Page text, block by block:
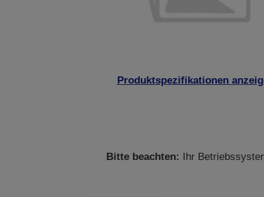
Produktspezifikationen
Bitte beachten:
Ihr